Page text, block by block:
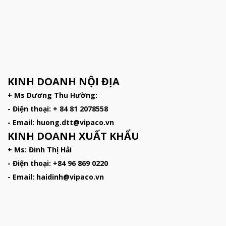
KINH DOANH NỘI ĐỊA
+ Ms Dương Thu Hường:
- Điện thoại: + 84 81 2078558
- Email: huong.dtt@vipaco.vn
KINH DOANH XUẤT KHẨU
+ Ms: Đinh Thị Hải
- Điện thoại: +84 96 869 0220
- Email: haidinh@vipaco.vn